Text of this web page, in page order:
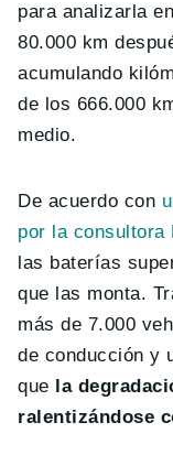
para analizarla
80.000 km
acumulando
de los 666.000
medio.
De acuerdo con
por la consultora
las baterías
que las monta.
más de 7.000
de conducción y
que la
ralentizándose